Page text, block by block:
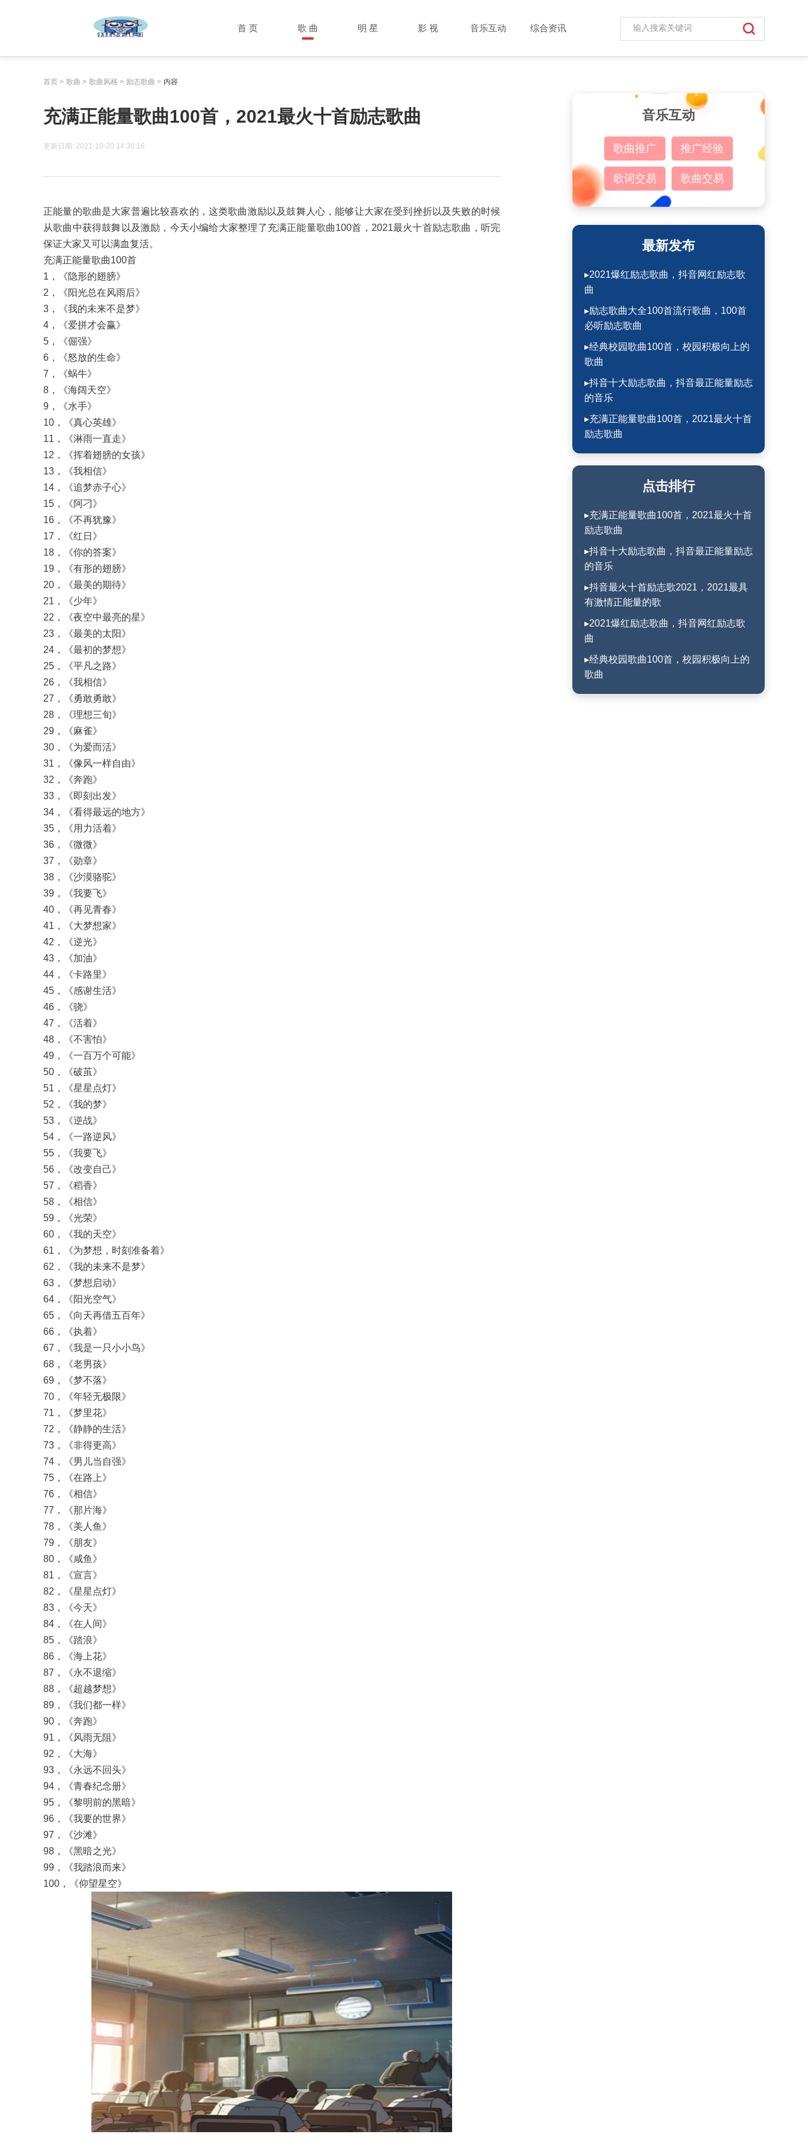
首 页 歌 曲 明 星 影 视 音乐互动 综合资讯
首页 > 歌曲 > 歌曲风格 > 励志歌曲 > 内容
充满正能量歌曲100首，2021最火十首励志歌曲
更新日期: 2021-10-20 14:30:16
正能量的歌曲是大家普遍比较喜欢的，这类歌曲激励以及鼓舞人心，能够让大家在受到挫折以及失败的时候
从歌曲中获得鼓舞以及激励，今天小编给大家整理了充满正能量歌曲100首，2021最火十首励志歌曲，听完
保证大家又可以满血复活。
充满正能量歌曲100首
1，《隐形的翅膀》
2，《阳光总在风雨后》
3，《我的未来不是梦》
4，《爱拼才会赢》
5，《倔强》
6，《怒放的生命》
7，《蜗牛》
8，《海阔天空》
9，《水手》
10，《真心英雄》
11，《淋雨一直走》
12，《挥着翅膀的女孩》
13，《我相信》
14，《追梦赤子心》
15，《阿刁》
16，《不再犹豫》
17，《红日》
18，《你的答案》
19，《有形的翅膀》
20，《最美的期待》
21，《少年》
22，《夜空中最亮的星》
23，《最美的太阳》
24，《最初的梦想》
25，《平凡之路》
26，《我相信》
27，《勇敢勇敢》
28，《理想三旬》
29，《麻雀》
30，《为爱而活》
31，《像风一样自由》
32，《奔跑》
33，《即刻出发》
34，《看得最远的地方》
35，《用力活着》
36，《微微》
37，《勋章》
38，《沙漠骆驼》
39，《我要飞》
40，《再见青春》
41，《大梦想家》
42，《逆光》
43，《加油》
44，《卡路里》
45，《感谢生活》
46，《骁》
47，《活着》
48，《不害怕》
49，《一百万个可能》
50，《破茧》
51，《星星点灯》
52，《我的梦》
53，《逆战》
54，《一路逆风》
55，《我要飞》
56，《改变自己》
57，《稻香》
58，《相信》
59，《光荣》
60，《我的天空》
61，《为梦想，时刻准备着》
62，《我的未来不是梦》
63，《梦想启动》
64，《阳光空气》
65，《向天再借五百年》
66，《执着》
67，《我是一只小小鸟》
68，《老男孩》
69，《梦不落》
70，《年轻无极限》
71，《梦里花》
72，《静静的生活》
73，《非得更高》
74，《男儿当自强》
75，《在路上》
76，《相信》
77，《那片海》
78，《美人鱼》
79，《朋友》
80，《咸鱼》
81，《宣言》
82，《星星点灯》
83，《今天》
84，《在人间》
85，《踏浪》
86，《海上花》
87，《永不退缩》
88，《超越梦想》
89，《我们都一样》
90，《奔跑》
91，《风雨无阻》
92，《大海》
93，《永远不回头》
94，《青春纪念册》
95，《黎明前的黑暗》
96，《我要的世界》
97，《沙滩》
98，《黑暗之光》
99，《我踏浪而来》
100，《仰望星空》
音乐互动
歌曲推广 推广经验
歌词交易 歌曲交易
最新发布
▸2021爆红励志歌曲，抖音网红励志歌
曲
▸励志歌曲大全100首流行歌曲，100首
必听励志歌曲
▸经典校园歌曲100首，校园积极向上的
歌曲
▸抖音十大励志歌曲，抖音最正能量励志
的音乐
▸充满正能量歌曲100首，2021最火十首
励志歌曲
点击排行
▸充满正能量歌曲100首，2021最火十首
励志歌曲
▸抖音十大励志歌曲，抖音最正能量励志
的音乐
▸抖音最火十首励志歌2021，2021最具
有激情正能量的歌
▸2021爆红励志歌曲，抖音网红励志歌
曲
▸经典校园歌曲100首，校园积极向上的
歌曲